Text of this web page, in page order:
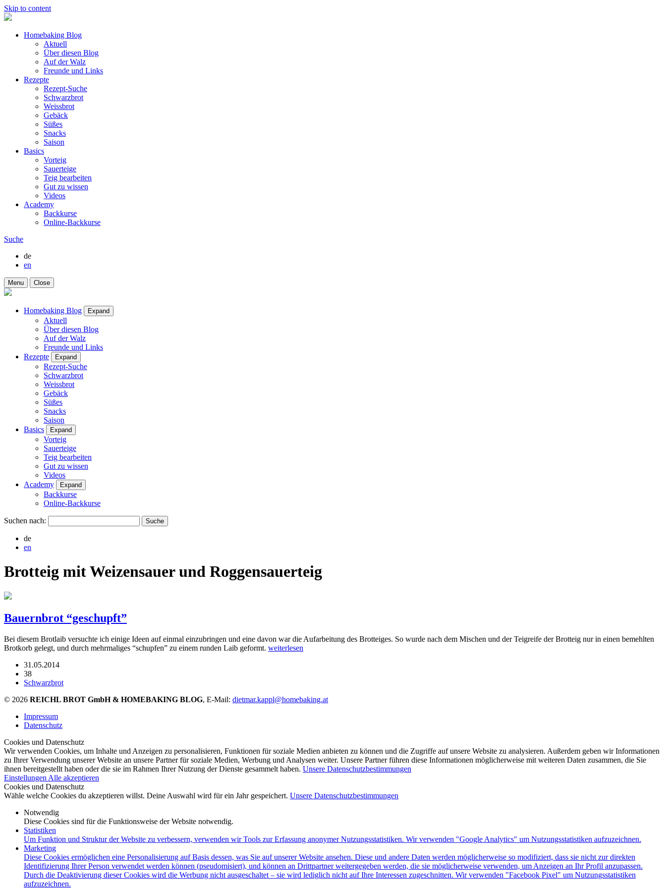
Skip to content
Homebaking Blog
Aktuell
Über diesen Blog
Auf der Walz
Freunde und Links
Rezepte
Rezept-Suche
Schwarzbrot
Weissbrot
Gebäck
Süßes
Snacks
Saison
Basics
Vorteig
Sauerteige
Teig bearbeiten
Gut zu wissen
Videos
Academy
Backkurse
Online-Backkurse
Suche
de
en
Menu Close
Homebaking Blog Expand
Aktuell
Über diesen Blog
Auf der Walz
Freunde und Links
Rezepte
Expand
Rezept-Suche
Schwarzbrot
Weissbrot
Gebäck
Süßes
Snacks
Saison
Basics
Expand
Vorteig
Sauerteige
Teig bearbeiten
Gut zu wissen
Videos
Academy
Expand
Backkurse
Online-Backkurse
Suchen nach:
de
en
Brotteig mit Weizensauer und Roggensauerteig
Bauernbrot “geschupft”
Bei diesem Brotlaib versuchte ich einige Ideen auf einmal einzubringen und eine davon war die Aufarbeitung des Brotteiges. So wurde nach dem Mischen und der Teigreife der Brotteig nur in einen bemehlten
Brotkorb gelegt, und durch mehrmaliges “schupfen” zu einem runden Laib geformt. weiterlesen
31.05.2014
38
Schwarzbrot
© 2026 REICHL BROT GmbH & HOMEBAKING BLOG, E-Mail: dietmar.kappl@homebaking.at
Impressum
Datenschutz
Cookies und Datenschutz
Wir verwenden Cookies, um Inhalte und Anzeigen zu personalisieren, Funktionen für soziale Medien anbieten zu können und die Zugriffe auf unsere Website zu analysieren. Außerdem geben wir Informationen
zu Ihrer Verwendung unserer Website an unsere Partner für soziale Medien, Werbung und Analysen weiter. Unsere Partner führen diese Informationen möglicherweise mit weiteren Daten zusammen, die Sie
ihnen bereitgestellt haben oder die sie im Rahmen Ihrer Nutzung der Dienste gesammelt haben. Unsere Datenschutzbestimmungen
Einstellungen Alle akzeptieren
Cookies und Datenschutz
Wähle welche Cookies du akzeptieren willst. Deine Auswahl wird für ein Jahr gespeichert. Unsere Datenschutzbestimmungen
Notwendig
Diese Cookies sind für die Funktionsweise der Website notwendig.
Statistiken
Um Funktion und Struktur der Website zu verbessern, verwenden wir Tools zur Erfassung anonymer Nutzungsstatistiken. Wir verwenden "Google Analytics" um Nutzungsstatistiken aufzuzeichnen.
Marketing
Diese Cookies ermöglichen eine Personalisierung auf Basis dessen, was Sie auf unserer Website ansehen. Diese und andere Daten werden möglicherweise so modifiziert, dass sie nicht zur direkten
Identifizierung Ihrer Person verwendet werden können (pseudomisiert), und können an Drittpartner weitergegeben werden, die sie möglicherweise verwenden, um Anzeigen an Ihr Profil anzupassen.
Durch die Deaktivierung dieser Cookies wird die Werbung nicht ausgeschaltet – sie wird lediglich nicht auf Ihre Interessen zugeschnitten. Wir verwenden "Facebook Pixel" um Nutzungsstatistiken
aufzuzeichnen.